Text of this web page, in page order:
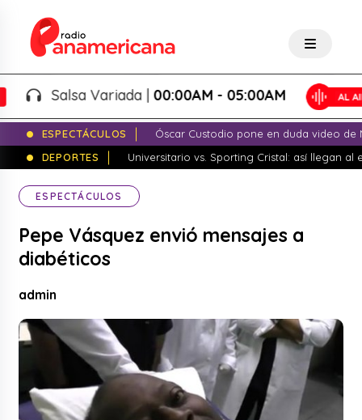
Salsa Variada |00:00AM - 05:00AM
ESPECTÁCULOS
Óscar Custodio pone en duda video de
DEPORTES
Universitario vs. Sporting Cristal: así llegan al
ESPECTÁCULOS
Pepe Vásquez envió mensajes a
diabéticos
admin